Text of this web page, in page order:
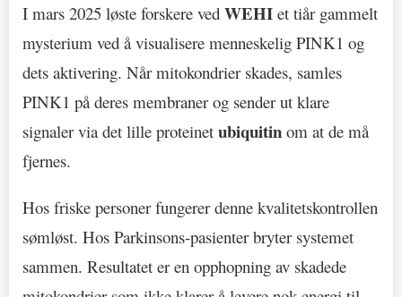
I mars 2025 løste forskere ved WEHI et tiår gammelt
mysterium ved å visualisere menneskelig PINK1 og
dets aktivering. Når mitokondrier skades, samles
PINK1 på deres membraner og sender ut klare
signaler via det lille proteinet ubiquitin om at de må
fjernes.
Hos friske personer fungerer denne kvalitetskontrollen
sømløst. Hos Parkinsons-pasienter bryter systemet
sammen. Resultatet er en opphopning av skadede